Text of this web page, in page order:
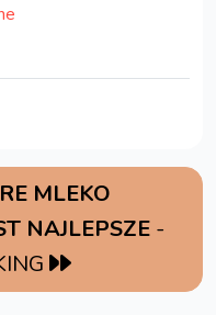
MLEKO
NAJLEPSZE -